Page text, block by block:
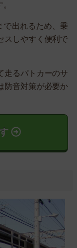
で出れるため、乗
スしやすく便利で
走るパトカーのサ
防音対策が必要か